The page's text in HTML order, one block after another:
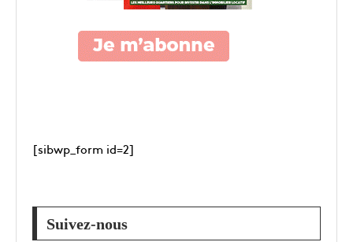
[sibwp_form id=2]
Suivez-nous